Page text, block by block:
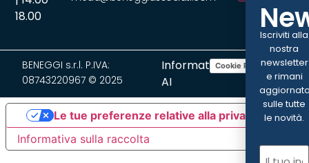
18.00
BENEGGI s.r.l. P.IVA:
08743220967 © 2025
Informativa
AI
Cookie PolicyPrivacy Policy
Informativa sulla raccolta
Le tue preferenze relative alla privacy
Iscriviti alla
nostra
newsletter
e rimani
sulle tutte
le novità.
Email